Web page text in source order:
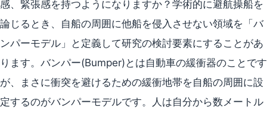
感、緊張感を持つようになりますか？学術的に避航操船を
論じるとき、自船の周囲に他船を侵入させない領域を「バ
ンパーモデル」と定義して研究の検討要素にすることがあ
ります。バンパー(Bumper)とは自動車の緩衝器のことです
が、まさに衝突を避けるための緩衝地帯を自船の周囲に設
定するのがバンパーモデルです。人は自分から数メートル